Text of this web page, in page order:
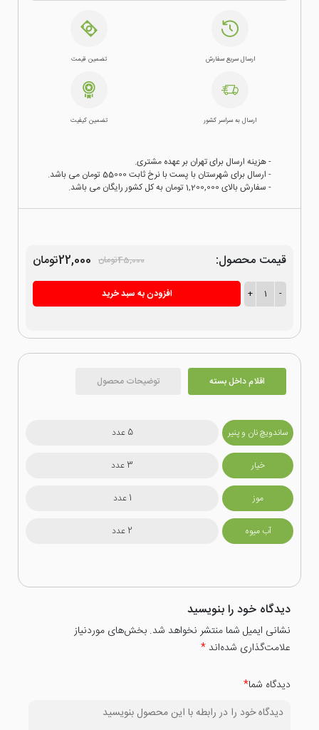
ارسال سریع سفارش تضمین قیمت
ارسال به سراسر کشور تضمین کیفیت
- هزینه ارسال برای تهران بر عهده مشتری.
- ارسال برای شهرستان با پست با نرخ ثابت 55000 تومان می باشد.
- سفارش بالای 1,200,000 تومان به کل کشور رایگان می باشد.
قیمت محصول: 22,000تومان 45,000تومان
-
1
+ افزودن به سبد خرید
اقلام داخل بسته توضیحات محصول
ساندویچ نان و پنیر 5 عدد
خیار 3 عدد
موز 1 عدد
آب میوه 2 عدد
دیدگاه خود را بنویسید
نشانی ایمیل شما منتشر نخواهد شد. بخش‌های موردنیاز
علامت‌گذاری شده‌اند*
دیدگاه شما*